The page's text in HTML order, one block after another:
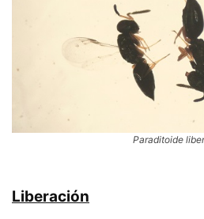
Paraditoide
Liberación